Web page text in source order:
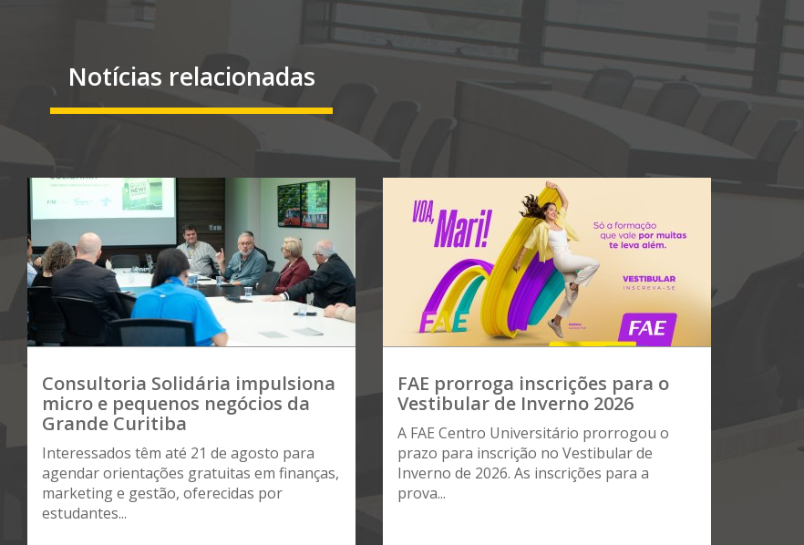
Notícias relacionadas
Consultoria Solidária impulsiona
micro e pequenos negócios da
Grande Curitiba
Interessados têm até 21 de agosto para
agendar orientações gratuitas em finanças,
marketing e gestão, oferecidas por
estudantes...
FAE prorroga inscrições para o
Vestibular de Inverno 2026
A FAE Centro Universitário prorrogou o
prazo para inscrição no Vestibular de
Inverno de 2026. As inscrições para a
prova...